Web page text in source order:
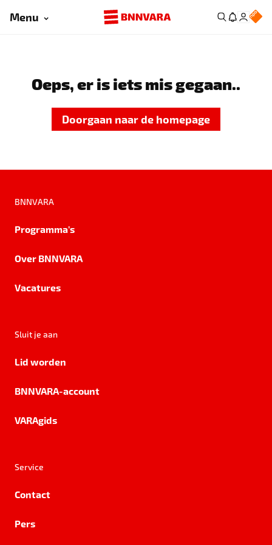
Menu
Oeps, er is iets mis gegaan..
Doorgaan naar de homepage
BNNVARA
Programma's
Over BNNVARA
Vacatures
Sluit je aan
Lid worden
BNNVARA-account
VARAgids
Service
Contact
Pers